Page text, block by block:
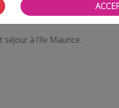
Nationale des
à l’Ile Maurice.